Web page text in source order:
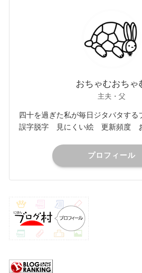
おちゃむおちゃ
主夫・父
四十を過ぎた私が毎日ジタバタする
誤字脱字 見にくい絵 更新頻度 お
プロフィール